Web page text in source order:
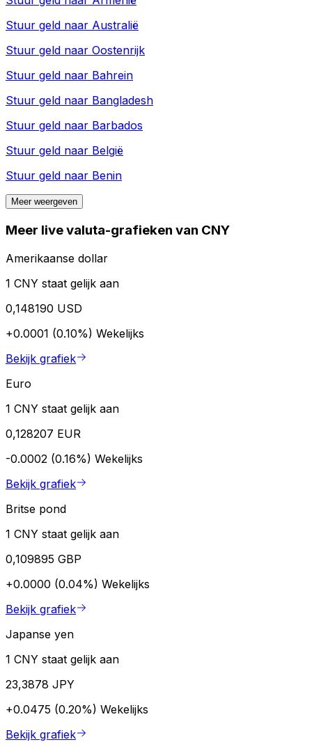
Stuur geld naar Australië
Stuur geld naar Oostenrijk
Stuur geld naar Bahrein
Stuur geld naar Bangladesh
Stuur geld naar Barbados
Stuur geld naar België
Stuur geld naar Benin
Meer weergeven
Meer live valuta-grafieken van CNY
Amerikaanse dollar
1 CNY staat gelijk aan
0,148190 USD
+0.0001 (0.10%) Wekelijks
Bekijk grafiek
Euro
1 CNY staat gelijk aan
0,128207 EUR
-0.0002 (0.16%) Wekelijks
Bekijk grafiek
Britse pond
1 CNY staat gelijk aan
0,109895 GBP
+0.0000 (0.04%) Wekelijks
Bekijk grafiek
Japanse yen
1 CNY staat gelijk aan
23,3878 JPY
+0.0475 (0.20%) Wekelijks
Bekijk grafiek